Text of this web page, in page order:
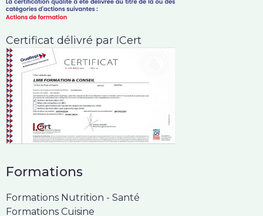
Certificat délivré par ICert
Formations
Formations Nutrition - Santé
Formations Cuisine